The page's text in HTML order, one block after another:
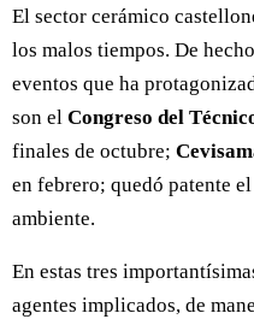
El sector cerámico
los malos tiempos. De
eventos que ha
son el Congreso del
finales de octubre;
en febrero; quedó patente
ambiente.
En estas tres
agentes implicados, de